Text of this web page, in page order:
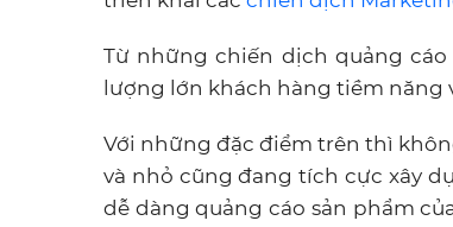
Từ những chiến dịch quảng
lượng lớn khách hàng tiềm năng
Với những đặc điểm trên thì
và nhỏ cũng đang tích cực xây
dễ dàng quảng cáo sản phẩm